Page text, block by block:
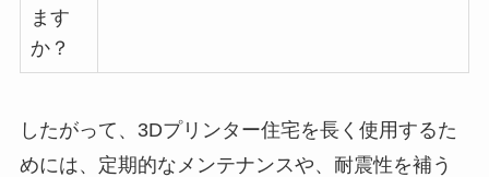
ます
か？
したがって、3Dプリンター住宅を長く使用するた
めには、定期的なメンテナンスや、耐震性を補う